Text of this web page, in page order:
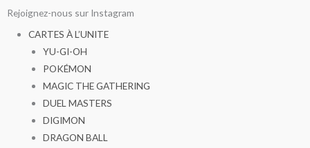
AllerRejoignez-nous sur Instagram
CARTES À L’UNITE
YU-GI-OH
POKÉMON
MAGIC THE GATHERING
DUEL MASTERS
DIGIMON
DRAGON BALL